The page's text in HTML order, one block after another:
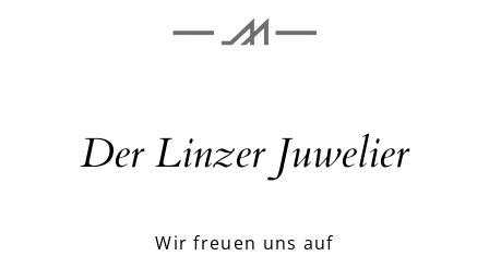
Der Linzer Juwelier
Wir freuen uns auf